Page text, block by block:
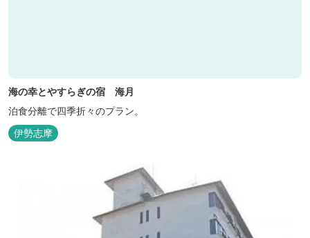
海の幸とやすらぎの宿 海月
泊食分離で四季折々のプラン。
伊勢志摩